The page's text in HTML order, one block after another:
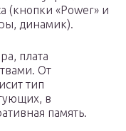
(кнопки «Power» и
динамик).
плата
От
тип
в
память.